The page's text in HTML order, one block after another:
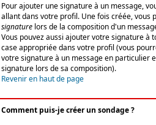
Pour ajouter une signature à un message,
allant dans votre profil. Une fois créée, vous
signature lors de la composition d'un
Vous pouvez aussi ajouter votre signature à
case appropriée dans votre profil (vous
votre signature à un message en particulier
signature lors de sa composition).
Revenir en haut de page
Comment puis-je créer un sondage ?